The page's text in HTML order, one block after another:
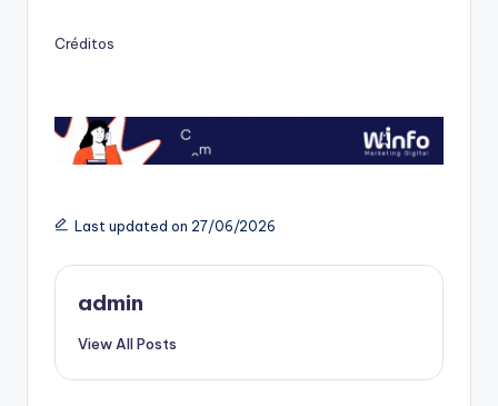
Créditos
Last updated on 27/06/2026
admin
View All Posts